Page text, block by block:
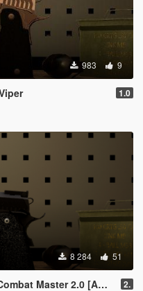
983 9
1.0
8 284 51
2.0 [ANIMATED] 2.